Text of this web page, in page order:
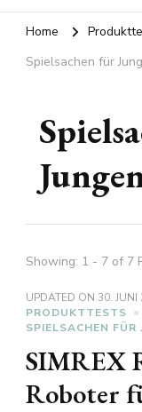
Home
Spielsachen für
Showing: 1 - 7 of 7
UPDATED ON 30. JUNI
PRODUKTTESTS
SPIELSACHEN FÜR
SIMREX
Roboter